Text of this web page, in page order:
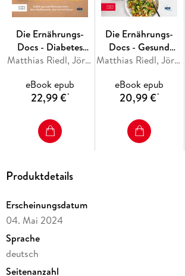
Die Ernährungs-
Docs - Diabetes
heilen - Unsere 100
Matthias Riedl, Jörn Klasen, Silja Schäfer, Viola Andresen
eBook epub
22,99 €*
Die Ernährungs-
Docs - Gesund
abnehmen mit derMatthias Riedl, Jörn Klasen, Silja Schäfer, Viola Andresen
eBook epub
20,99 €*
Produktdetails
Erscheinungsdatum
04. Mai 2024
Sprache
deutsch
Seitenanzahl